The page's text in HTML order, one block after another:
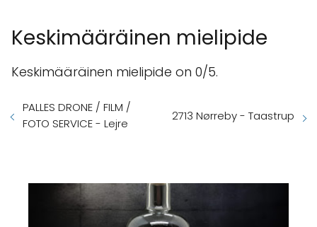
Keskimääräinen mielipide
Keskimääräinen mielipide on 0/5.
PALLES DRONE / FILM /
FOTO SERVICE - Lejre
2713 Nørreby - Taastrup